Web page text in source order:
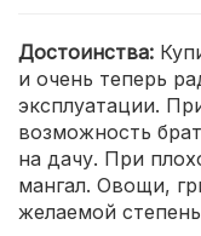
Достоинства:
и очень теперь
эксплуатации.
возможность
на дачу. При
мангал. Овощи,
желаемой